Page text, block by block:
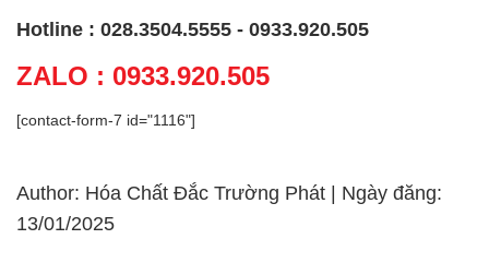
Hotline : 028.3504.5555 - 0933.920.505
ZALO : 0933.920.505
[contact-form-7 id="1116"]
Author: Hóa Chất Đắc Trường Phát | Ngày đăng:
13/01/2025